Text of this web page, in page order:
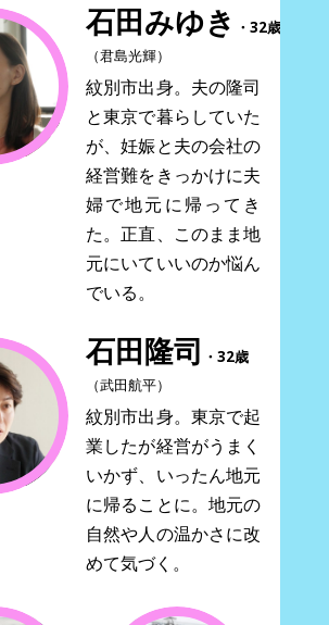
石田みゆき ・32歳
（君島光輝）
紋別市出身。夫の隆司
と東京で暮らしていた
が、妊娠と夫の会社の
経営難をきっかけに夫
婦で地元に帰ってき
た。正直、このまま地
元にいていいのか悩ん
でいる。
石田隆司 ・32歳
（武田航平）
紋別市出身。東京で起
業したが経営がうまく
いかず、いったん地元
に帰ることに。地元の
自然や人の温かさに改
めて気づく。